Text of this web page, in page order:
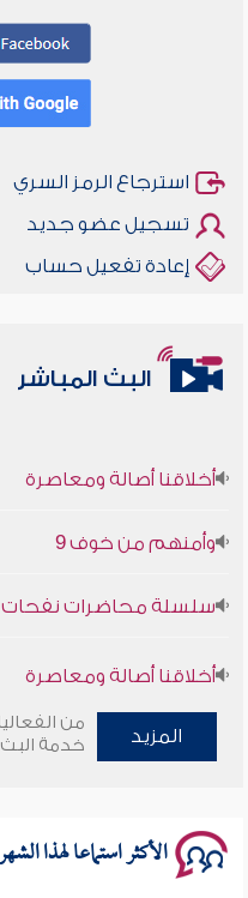
استرجاع الرمز السري
تسجيل عضو جديد
إعادة تفعيل حساب
البث المباشر
أخلاقنا أصالة ومعاصرة
وأمنهم من خوف 9
سلسلة محاضرات نفحات
أخلاقنا أصالة ومعاصرة
وأمنهم من خوف 9
المزيد
من
خدمة البث
الأكثر استماعا لهذا